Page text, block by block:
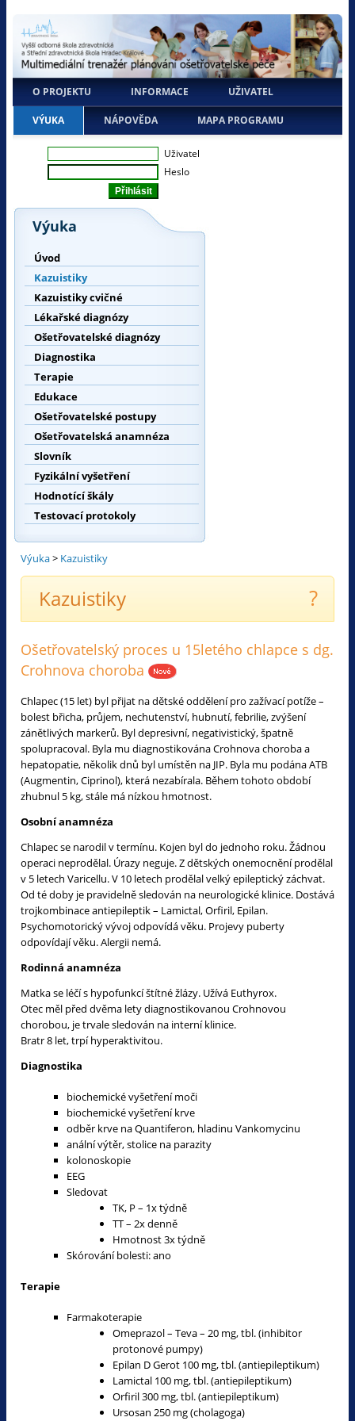
O PROJEKTU INFORMACE UŽIVATEL
VÝUKA NÁPOVĚDA MAPA PROGRAMU
Uživatel
Heslo
Výuka
Úvod
Kazuistiky
Kazuistiky cvičné
Lékařské diagnózy
Ošetřovatelské diagnózy
Diagnostika
Terapie
Edukace
Ošetřovatelské postupy
Ošetřovatelská anamnéza
Slovník
Fyzikální vyšetření
Hodnotící škály
Testovací protokoly
Výuka> Kazuistiky
Kazuistiky ?
Ošetřovatelský proces u 15letého chlapce s dg.
Crohnova choroba
Chlapec (15 let) byl přijat na dětské oddělení pro zažívací potíže –
bolest břicha, průjem, nechutenství, hubnutí, febrilie, zvýšení
zánětlivých markerů. Byl depresivní, negativistický, špatně
spolupracoval. Byla mu diagnostikována Crohnova choroba a
hepatopatie, několik dnů byl umístěn na JIP. Byla mu podána ATB
(Augmentin, Ciprinol), která nezabírala. Během tohoto období
zhubnul 5 kg, stále má nízkou hmotnost.
Osobní anamnéza
Chlapec se narodil v termínu. Kojen byl do jednoho roku. Žádnou
operaci neprodělal. Úrazy neguje. Z dětských onemocnění prodělal
v 5 letech Varicellu. V 10 letech prodělal velký epileptický záchvat.
Od té doby je pravidelně sledován na neurologické klinice. Dostává
trojkombinace antiepileptik – Lamictal, Orfiril, Epilan.
Psychomotorický vývoj odpovídá věku. Projevy puberty
odpovídají věku. Alergii nemá.
Rodinná anamnéza
Matka se léčí s hypofunkcí štítné žlázy. Užívá Euthyrox.
Otec měl před dvěma lety diagnostikovanou Crohnovou
chorobou, je trvale sledován na interní klinice.
Bratr 8 let, trpí hyperaktivitou.
Diagnostika
biochemické vyšetření moči
biochemické vyšetření krve
odběr krve na Quantiferon, hladinu Vankomycinu
anální výtěr, stolice na parazity
kolonoskopie
EEG
Sledovat
TK, P – 1x týdně
TT – 2x denně
Hmotnost 3x týdně
Skórování bolesti: ano
Terapie
Farmakoterapie
Omeprazol – Teva – 20 mg, tbl. (inhibitor
protonové pumpy)
Epilan D Gerot 100 mg, tbl. (antiepileptikum)
Lamictal 100 mg, tbl. (antiepileptikum)
Orfiril 300 mg, tbl. (antiepileptikum)
Ursosan 250 mg (cholagoga)